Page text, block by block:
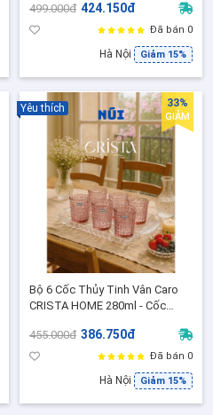
Trọng ( 60209-P- Màu Hồng
Phấn)
499.000đ 424.150đ
Đã bán 0
Hà Nội Giảm 15%
Bộ 6 Cốc Thủy Tinh Vân Caro
CRISTA HOME 280ml - Cốc
Tặng Sang Trọng (60201-P-
Hồng Pastel)
455.000đ 386.750đ
Đã bán 0
Hà Nội Giảm 15%
Yêu thích 33%
GIẢM